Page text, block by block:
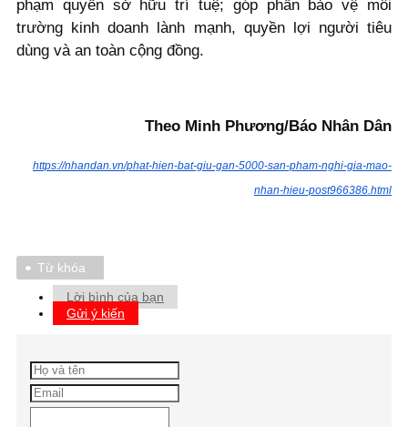
phạm quyền sở hữu trí tuệ; góp phần bảo vệ môi
trường kinh doanh lành mạnh, quyền lợi người tiêu
dùng và an toàn cộng đồng.
Theo Minh Phương/Báo Nhân Dân
https://nhandan.vn/phat-hien-bat-giu-gan-5000-san-pham-nghi-gia-mao-
nhan-hieu-post966386.html
Từ khóa
Lời bình của bạn
Gửi ý kiến